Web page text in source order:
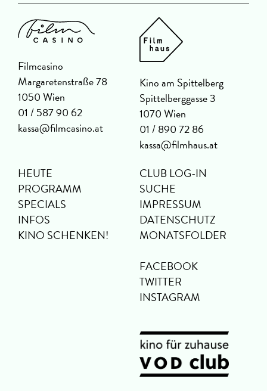
Filmcasino
Margaretenstraße 78
1050 Wien
01 / 587 90 62
kassa@filmcasino.at
Kino am Spittelberg
Spittelberggasse 3
1070 Wien
01 / 890 72 86
kassa@filmhaus.at
HEUTE
PROGRAMM
SPECIALS
INFOS
KINO SCHENKEN!
CLUB LOG-IN
SUCHE
IMPRESSUM
DATENSCHUTZ
MONATSFOLDER
FACEBOOK
TWITTER
INSTAGRAM